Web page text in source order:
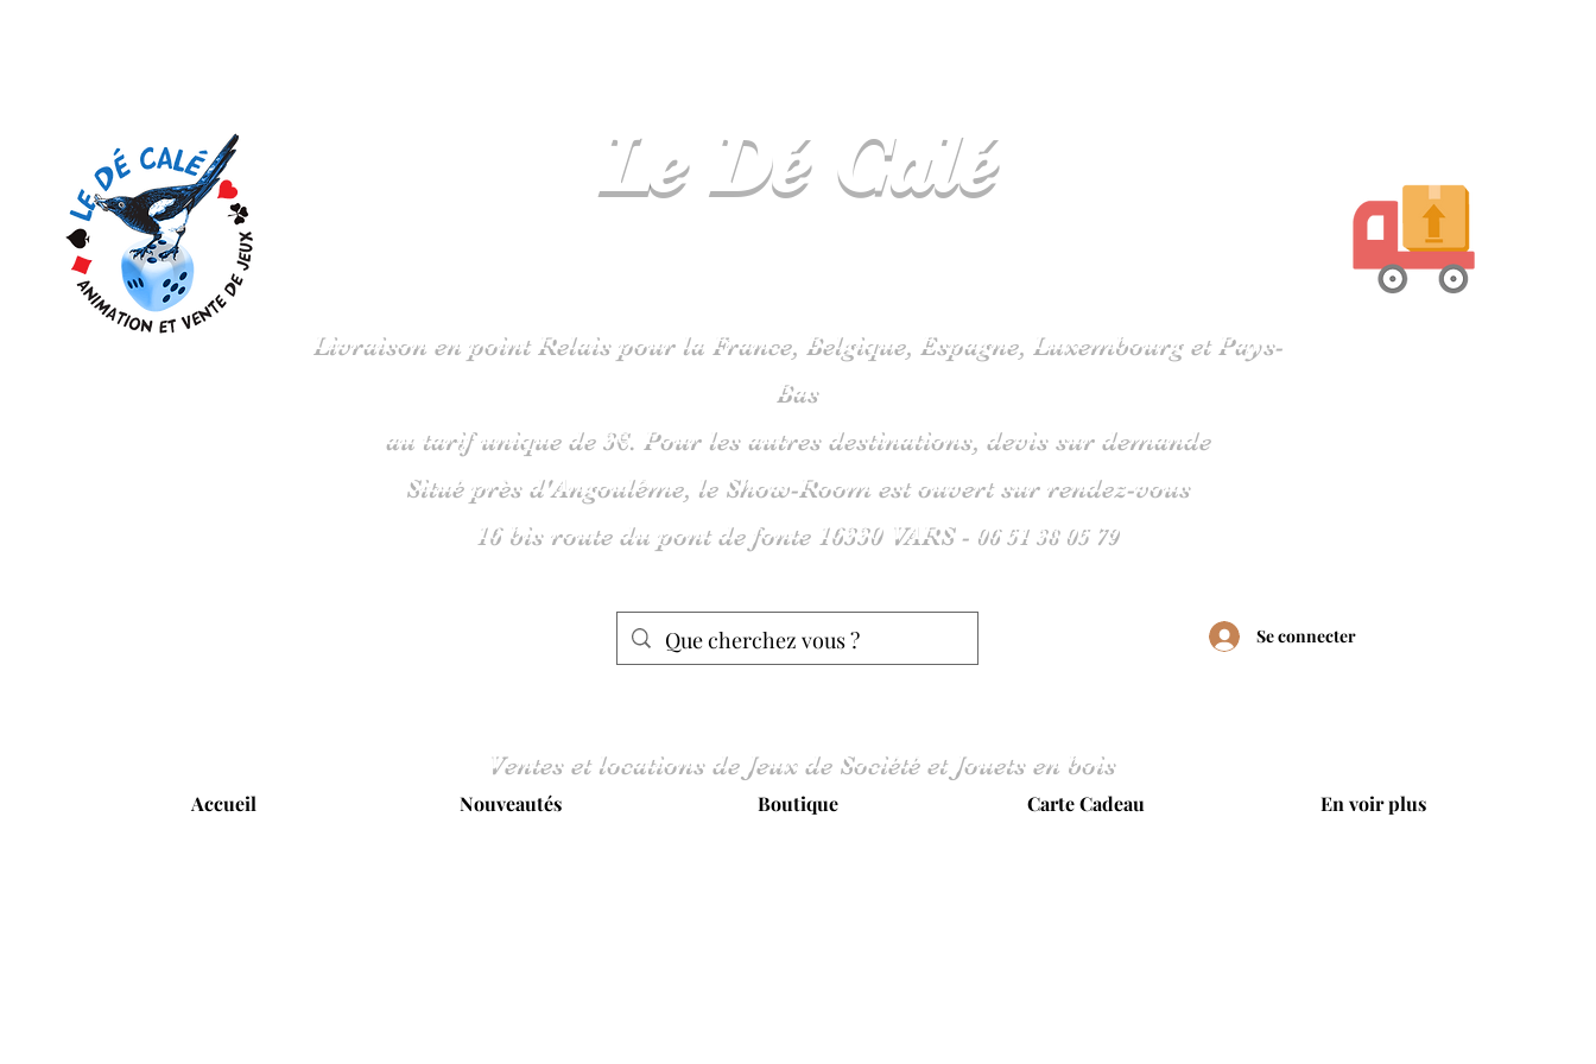
Le DéCalé
Livraison en point Relais pour la France, Belgique, Espagne, Luxembourg et Pays-
Bas
au tarif unique de 3€. Pour les autres destinations, devis sur demande
Situé près d'Angoulême, le Show-Room est ouvert sur rendez-vous
16 bis route du pont de fonte 16330 VARS - 0651 38 05 79
Se connecter
Ventes et locations de Jeux de Société et Jouets en bois
Accueil Nouveautés Boutique Carte Cadeau En voir plus